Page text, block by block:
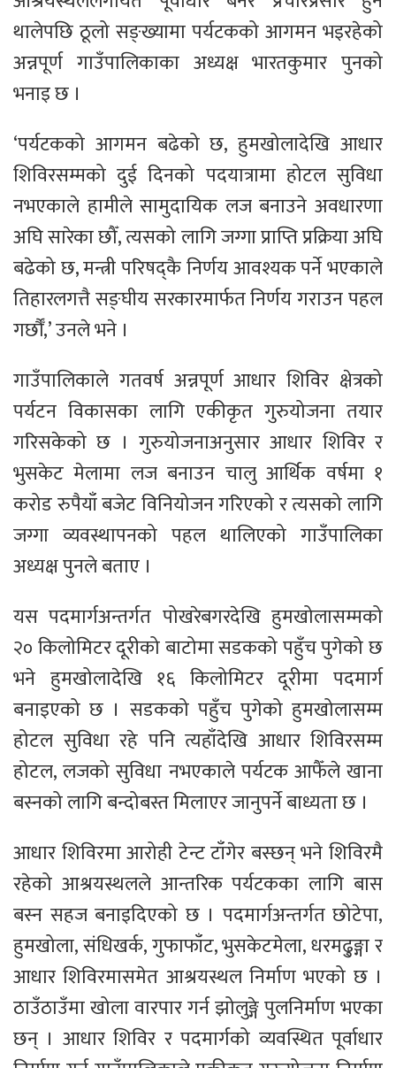
थालेपछि ठूलो सङ्ख्यामा पर्यटकको आगमन भइरहेको
अन्नपूर्ण गाउँपालिकाका अध्यक्ष भारतकुमार पुनको
भनाइ छ ।
‘पर्यटकको आगमन बढेको छ, हुमखोलादेखि आधार
शिविरसम्मको दुई दिनको पदयात्रामा होटल सुविधा
नभएकाले हामीले सामुदायिक लज बनाउने अवधारणा
अघि सारेका छौँ, त्यसको लागि जग्गा प्राप्ति प्रक्रिया अघि
बढेको छ, मन्त्री परिषद्कै निर्णय आवश्यक पर्ने भएकाले
तिहारलगत्तै सङ्घीय सरकारमार्फत निर्णय गराउन पहल
गर्छौँ,’ उनले भने ।
गाउँपालिकाले गतवर्ष अन्नपूर्ण आधार शिविर क्षेत्रको
पर्यटन विकासका लागि एकीकृत गुरुयोजना तयार
गरिसकेको छ । गुरुयोजनाअनुसार आधार शिविर र
भुसकेट मेलामा लज बनाउन चालु आर्थिक वर्षमा १
करोड रुपैयाँ बजेट विनियोजन गरिएको र त्यसको लागि
जग्गा व्यवस्थापनको पहल थालिएको गाउँपालिका
अध्यक्ष पुनले बताए ।
यस पदमार्गअन्तर्गत पोखरेबगरदेखि हुमखोलासम्मको
२० किलोमिटर दूरीको बाटोमा सडकको पहुँच पुगेको छ
भने हुमखोलादेखि १६ किलोमिटर दूरीमा पदमार्ग
बनाइएको छ । सडकको पहुँच पुगेको हुमखोलासम्म
होटल सुविधा रहे पनि त्यहाँदेखि आधार शिविरसम्म
होटल, लजको सुविधा नभएकाले पर्यटक आफैँले खाना
बस्नको लागि बन्दोबस्त मिलाएर जानुपर्ने बाध्यता छ ।
आधार शिविरमा आरोही टेन्ट टाँगेर बस्छन् भने शिविरमै
रहेको आश्रयस्थलले आन्तरिक पर्यटकका लागि बास
बस्न सहज बनाइदिएको छ । पदमार्गअन्तर्गत छोटेपा,
हुमखोला, संधिखर्क, गुफाफाँट, भुसकेटमेला, धरमढु्ङ्गा र
आधार शिविरमासमेत आश्रयस्थल निर्माण भएको छ ।
ठाउँठाउँमा खोला वारपार गर्न झोलुङ्गे पुलनिर्माण भएका
छन् । आधार शिविर र पदमार्गको व्यवस्थित पूर्वाधार